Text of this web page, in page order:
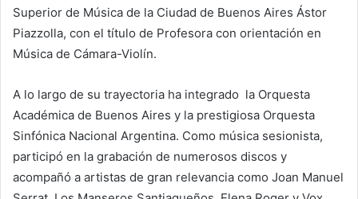
Superior de Música de la Ciudad de Buenos Aires Ástor
Piazzolla, con el título de Profesora con orientación en
Música de Cámara-Violín.
A lo largo de su trayectoria ha integrado la Orquesta
Académica de Buenos Aires y la prestigiosa Orquesta
Sinfónica Nacional Argentina. Como música sesionista,
participó en la grabación de numerosos discos y
acompañó a artistas de gran relevancia como Joan Manuel